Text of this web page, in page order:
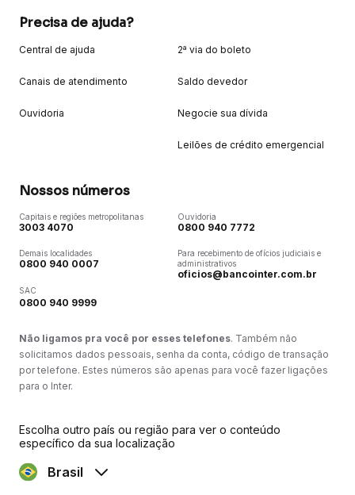
Precisa de ajuda?
Central de ajuda
Canais de atendimento
Ouvidoria
2ª via do boleto
Saldo devedor
Negocie sua dívida
Leilões de crédito emergencial
Nossos números
Capitais e regiões metropolitanas
3003 4070
Demais localidades
0800 940 0007
SAC
0800 940 9999
Ouvidoria
0800 940 7772
Para recebimento de ofícios judiciais e
administrativos
oficios@bancointer.com.br
Não ligamos pra você por esses telefones. Também não
solicitamos dados pessoais, senha da conta, código de transação
por telefone. Estes números são apenas para você fazer ligações
para o Inter.
Escolha outro país ou região para ver o conteúdo
específico da sua localização
Brasil